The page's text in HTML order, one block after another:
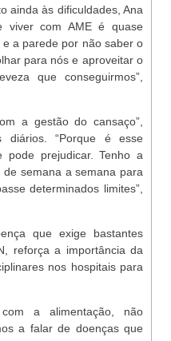
ainda às dificuldades, Ana
viver com AME é quase
a parede por não saber o
para nós e aproveitar o
que conseguirmos”,
a gestão do cansaço”,
diários. “Porque é esse
pode prejudicar. Tenho a
semana a semana para
determinados limites”,
que exige bastantes
reforça a importância da
nos hospitais para
a alimentação, não
a falar de doenças que